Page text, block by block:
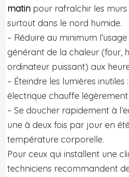
matin pour rafraîchir les
surtout dans le nord humide.
– Réduire au minimum
générant de la chaleur (four,
ordinateur puissant) aux
– Éteindre les lumières
électrique chauffe
– Se doucher rapidement à
une à deux fois par jour en
température corporelle.
Pour ceux qui installent une
techniciens recommandent